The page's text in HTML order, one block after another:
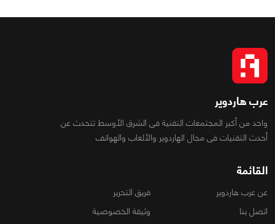
عرب هاردوير
واحد من أكبر المجتمعات التقنية فى الشرق الأوسط تتحدث عن
عن عرب هاردوير
فريق التحرير